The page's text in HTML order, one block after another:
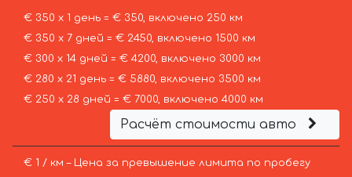
€ 350 х 1 день = € 350, включено 250 км
€ 350 х 7 дней = € 2450, включено 1500 км
€ 300 х 14 дней = € 4200, включено 3000 км
€ 280 х 21 день = € 5880, включено 3500 км
€ 250 х 28 дней = € 7000, включено 4000 км
Расчёт стоимости авто
€ 1 / км – Цена за превышение лимита по пробегу